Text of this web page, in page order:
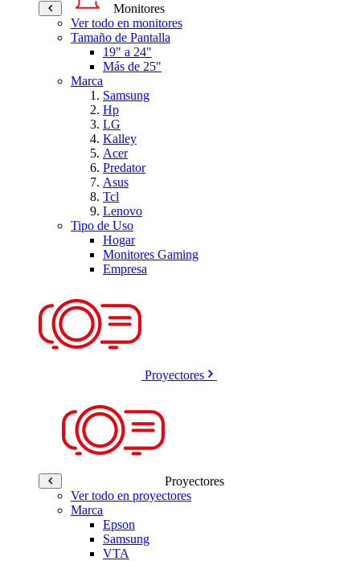
Monitores
Ver todo en monitores
Tamaño de Pantalla
19" a 24"
Más de 25"
Marca
Samsung
Hp
LG
Kalley
Acer
Predator
Asus
Tcl
Lenovo
Tipo de Uso
Hogar
Monitores Gaming
Empresa
Proyectores
Proyectores
Ver todo en proyectores
Marca
Epson
Samsung
VTA